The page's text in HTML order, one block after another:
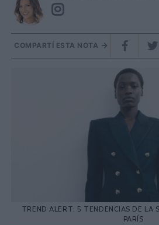
COMPARTÍ ESTA NOTA
TREND ALERT: 5 TENDENCIAS DE LA
PARÍS